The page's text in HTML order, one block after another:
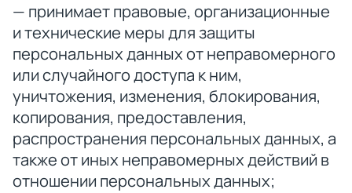
— принимает правовые, организационные
и технические меры для защиты
персональных данных от неправомерного
или случайного доступа к ним,
уничтожения, изменения, блокирования,
копирования, предоставления,
распространения персональных данных, а
также от иных неправомерных действий в
отношении персональных данных;